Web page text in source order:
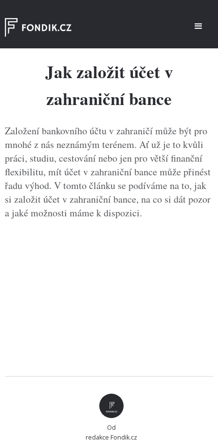
Jak založit účet v
zahraniční bance
Založení bankovního účtu v zahraničí může být pro
mnohé z nás neznámým terénem. Ať už je to kvůli
práci, studiu, cestování nebo jen pro větší finanční
flexibilitu, mít účet v zahraniční bance může přinést
řadu výhod. V tomto článku se podíváme na to, jak
si založit účet v zahraniční bance, na co si dát pozor
a jaké možnosti máme k dispozici.
Od
redakce Fondik.cz